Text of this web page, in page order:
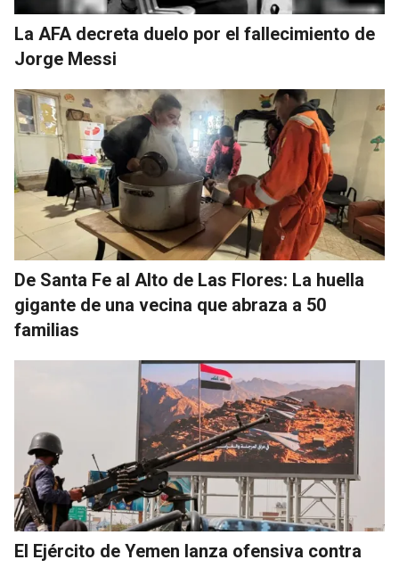
La AFA decreta duelo por el fallecimiento de
Jorge Messi
De Santa Fe al Alto de Las Flores: La huella
gigante de una vecina que abraza a 50
familias
El Ejército de Yemen lanza ofensiva contra